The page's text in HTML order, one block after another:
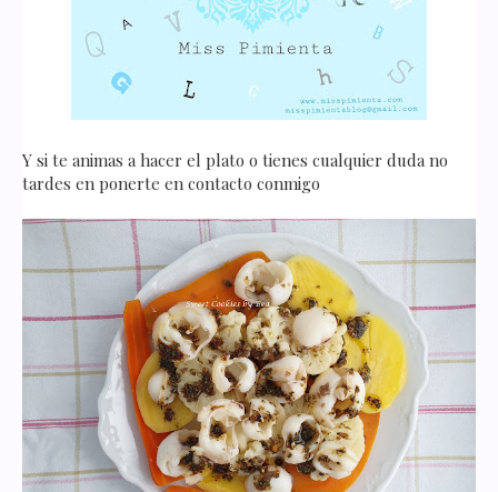
Y si te animas a hacer el plato o tienes cualquier duda no
tardes en ponerte en contacto conmigo